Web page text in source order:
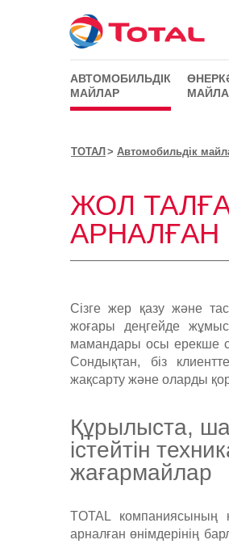
АВТОМОБИЛЬДІК
МАЙЛАР
ТОТАЛ Автомобильдік
ЖОЛ
Сізге жер қазу және
жоғары деңгейде жұмыс
мамандары осы ерекше
Сондықтан, біз
жақсарту және оларды
Құрылыста,
істейтін
жағармайлар
TOTAL компаниясының
арналған өнімдерінің